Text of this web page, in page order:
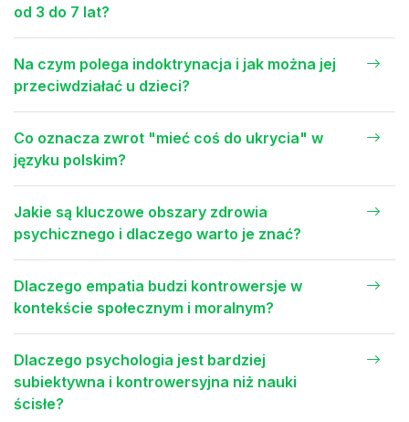
od 3 do 7 lat?
Na czym polega indoktrynacja i jak można jej
przeciwdziałać u dzieci?
Co oznacza zwrot "mieć coś do ukrycia" w
języku polskim?
Jakie są kluczowe obszary zdrowia
psychicznego i dlaczego warto je znać?
Dlaczego empatia budzi kontrowersje w
kontekście społecznym i moralnym?
Dlaczego psychologia jest bardziej
subiektywna i kontrowersyjna niż nauki
ścisłe?